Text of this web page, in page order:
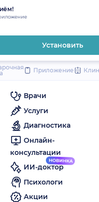
Установить
Приложение
Врачи
Услуги
Диагностика
Онлайн-
консультации
ИИ-доктор
Психологи
Акции